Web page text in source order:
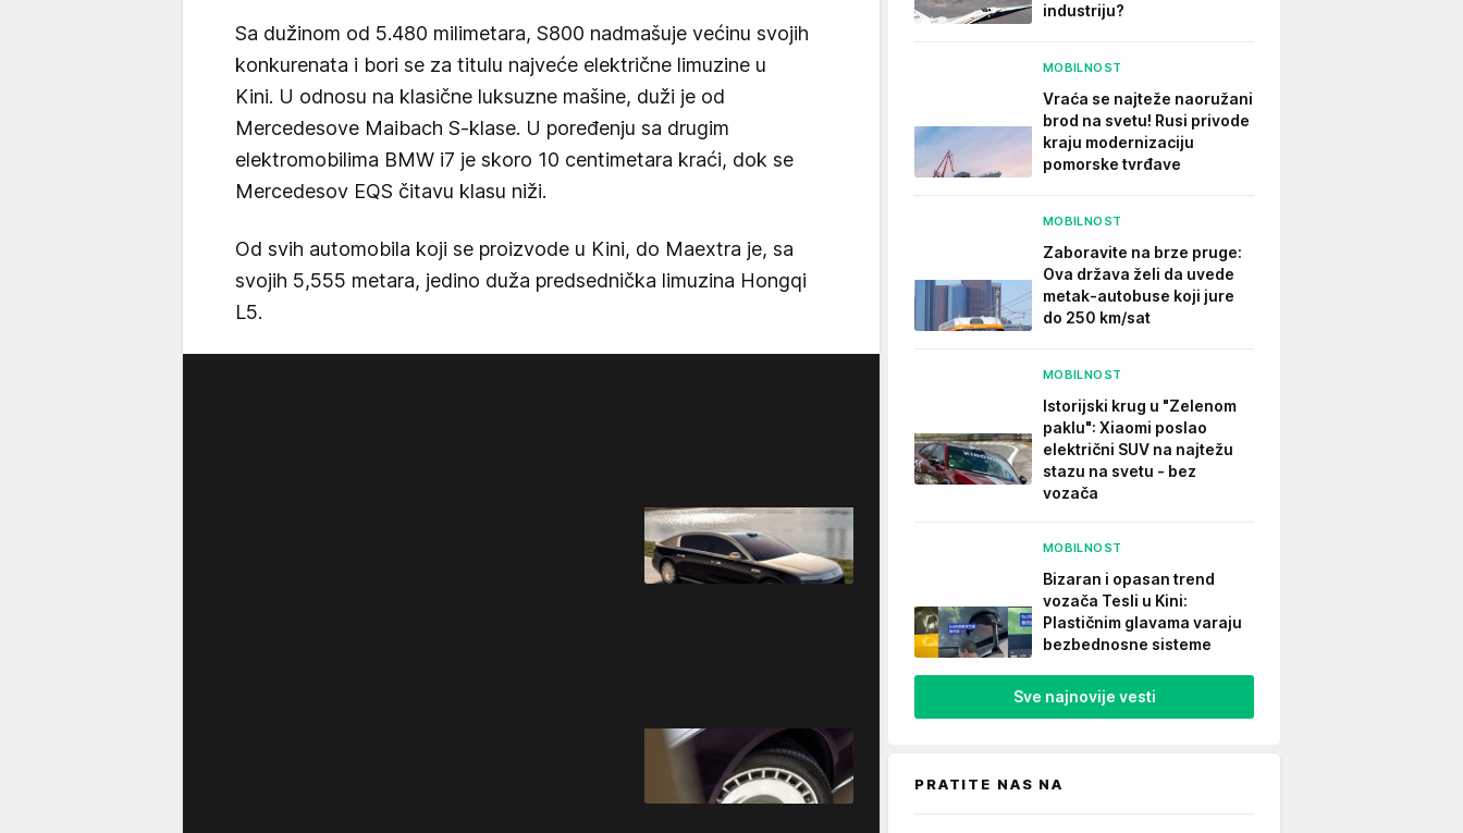
Sa dužinom od 5.480 milimetara, S800 nadmašuje većinu svojih
konkurenata i bori se za titulu najveće električne limuzine u
Kini. U odnosu na klasične luksuzne mašine, duži je od
Mercedesove Maibach S-klase. U poređenju sa drugim
elektromobilima BMW i7 je skoro 10 centimetara kraći, dok se
Mercedesov EQS čitavu klasu niži.
Od svih automobila koji se proizvode u Kini, do Maextra je, sa
svojih 5,555 metara, jedino duža predsednička limuzina Hongqi
L5.
industriju?
MOBILNOST
Vraća se najteže naoružani
brod na svetu! Rusi privode
kraju modernizaciju
pomorske tvrđave
MOBILNOST
Zaboravite na brze pruge:
Ova država želi da uvede
metak-autobuse koji jure
do 250 km/sat
MOBILNOST
Istorijski krug u "Zelenom
paklu": Xiaomi poslao
električni SUV na najtežu
stazu na svetu - bez
vozača
MOBILNOST
Bizaran i opasan trend
vozača Tesli u Kini:
Plastičnim glavama varaju
bezbednosne sisteme
Sve najnovije vesti
PRATITE NAS NA